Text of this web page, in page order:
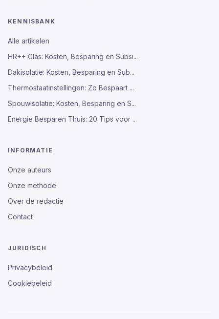
KENNISBANK
Alle artikelen
HR++ Glas: Kosten, Besparing en Subsi...
Dakisolatie: Kosten, Besparing en Sub...
Thermostaatinstellingen: Zo Bespaart ...
Spouwisolatie: Kosten, Besparing en S...
Energie Besparen Thuis: 20 Tips voor ...
INFORMATIE
Onze auteurs
Onze methode
Over de redactie
Contact
JURIDISCH
Privacybeleid
Cookiebeleid